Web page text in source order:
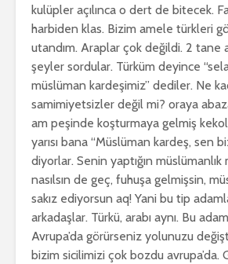
kulüpler açılınca o dert de bitecek.
harbiden klas. Bizim amele türkleri
utandım. Araplar çok değildi. 2 tane
şeyler sordular. Türküm deyince
müslüman kardeşimiz” dediler. Ne
samimiyetsizler değil mi? oraya
am peşinde koşturmaya gelmiş
yarısı bana “Müslüman kardeş, sen
diyorlar. Senin yaptığın müslümanlık
nasılsın de geç, fuhuşa gelmişsin,
sakız ediyorsun aq! Yani bu tip
arkadaşlar. Türkü, arabı aynı. Bu
Avrupa’da görürseniz yolunuzu
bizim sicilimizi çok bozdu avrupa’da.